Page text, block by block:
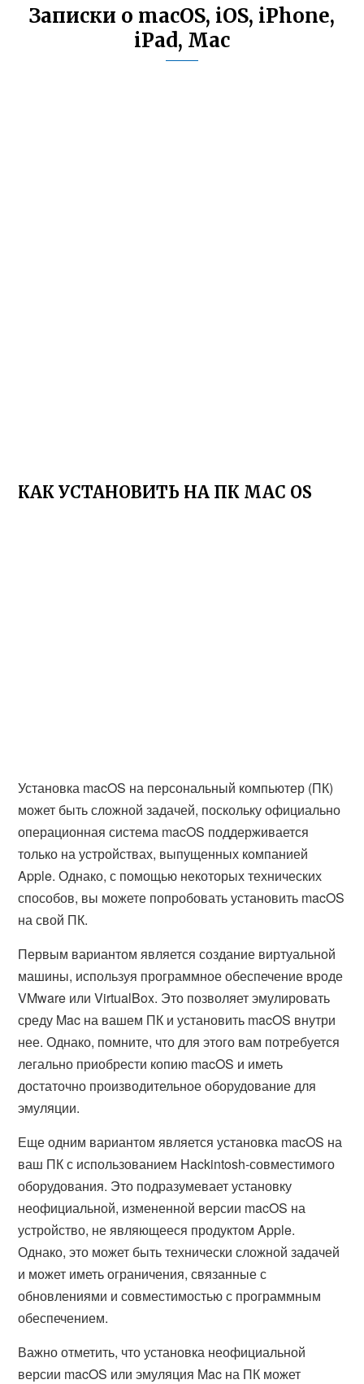
Записки о macOS, iOS, iPhone,
iPad, Mac
КАК УСТАНОВИТЬ НА ПК MAC OS
Установка macOS на персональный компьютер (ПК)
может быть сложной задачей, поскольку официально
операционная система macOS поддерживается
только на устройствах, выпущенных компанией
Apple. Однако, с помощью некоторых технических
способов, вы можете попробовать установить macOS
на свой ПК.
Первым вариантом является создание виртуальной
машины, используя программное обеспечение вроде
VMware или VirtualBox. Это позволяет эмулировать
среду Mac на вашем ПК и установить macOS внутри
нее. Однако, помните, что для этого вам потребуется
легально приобрести копию macOS и иметь
достаточно производительное оборудование для
эмуляции.
Еще одним вариантом является установка macOS на
ваш ПК с использованием Hackintosh-совместимого
оборудования. Это подразумевает установку
неофициальной, измененной версии macOS на
устройство, не являющееся продуктом Apple.
Однако, это может быть технически сложной задачей
и может иметь ограничения, связанные с
обновлениями и совместимостью с программным
обеспечением.
Важно отметить, что установка неофициальной
версии macOS или эмуляция Mac на ПК может